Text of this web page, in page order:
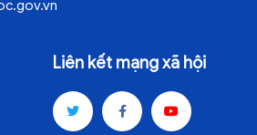
Liên kết mạng xã hội